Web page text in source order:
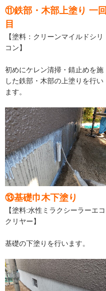
⑪鉄部・木部上塗り 一回
目
【塗料：クリーンマイルドシリ
コン】
初めにケレン清掃・錆止めを施
した鉄部・木部の上塗りを行い
ます。
⑬基礎巾木下塗り
【塗料:水性ミラクシーラーエコ
クリヤー】
基礎の下塗りを行います。